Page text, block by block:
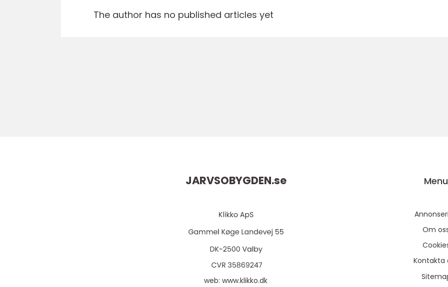
The author has no published articles yet
JARVSOBYGDEN.se
web:www.klikko.dk
Menu
Om
Kontakta